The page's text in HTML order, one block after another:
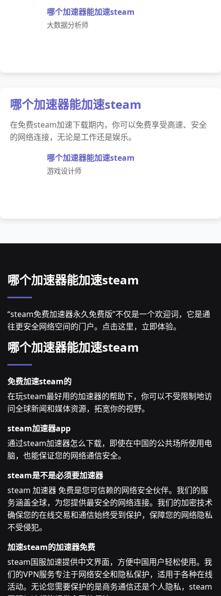
哪个加速器能加速steam
大数据分析师
哪个加速器能加速steam
在免费steam加速下载期内，你可以免费享受高速、安全
的网络连接，无论是工作还是娱乐。
哪个加速器能加速steam
游戏设计师
哪个加速器能加速steam
“steam免费加速器永久免费版”不仅是一个欢迎词，它是通
往更安全网络空间的门户。点击这里，立即体验。
哪个加速器能加速steam
免费加速steam的
在玩steam最好用的加速器的帮助下，你可以不受限制地访
问全球新闻和媒体资源，拓宽你的视野。
steam加速器app
通过steam加速器怎么下载，即使在中国的公共场所使用电
脑，也能保证您的网络通信安全。
steam是不是必须要加速器
steam 加速器 免费是您可信赖的网络安全伙伴。我们的服
务涵盖全球，为您提供最安全的网络连接。我们的加密技术
确保您的在线交易和通信始终受到保护，保障您的网络隐私
不受侵犯。
加速steam的加速器免费
steam国服加速提供中文界面，方便中国用户轻松使用。我
们的VPN服务专注于网络安全和隐私保护，适用于各种在线
活动。无论您需要保护的是商务通信还是个人隐私，steam